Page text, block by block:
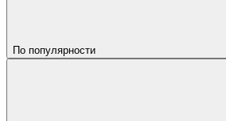
По популярности